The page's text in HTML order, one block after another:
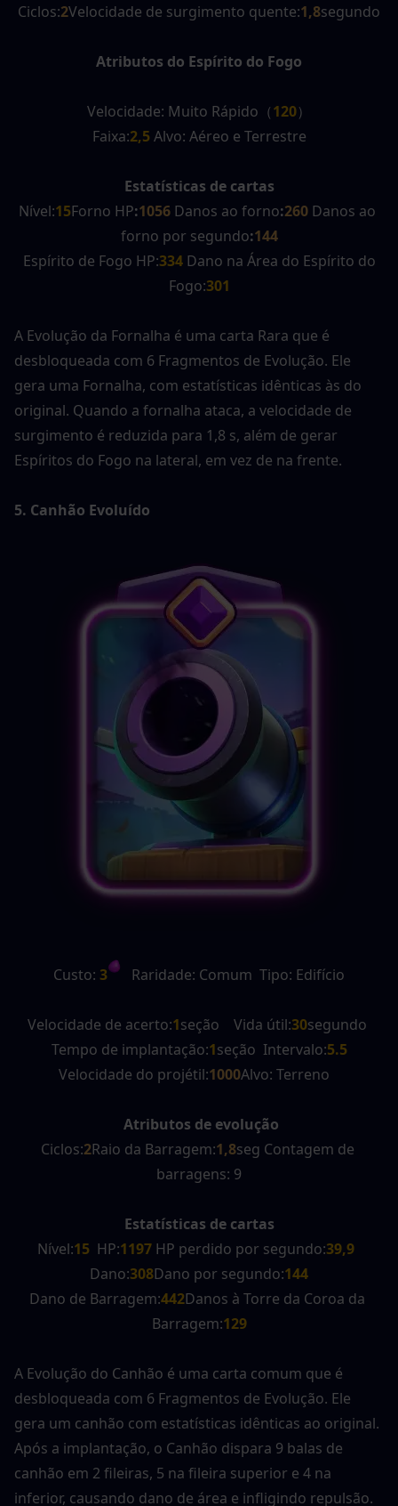
Ciclos:2Velocidade de surgimento quente:1,8segundo
Atributos do Espírito do Fogo
Velocidade: Muito Rápido（120）
Faixa:2,5 Alvo: Aéreo e Terrestre
Estatísticas de cartas
Nível:15Forno HP:1056 Danos ao forno:260 Danos ao
forno por segundo:144
Espírito de Fogo HP:334 Dano na Área do Espírito do
Fogo:301
A Evolução da Fornalha é uma carta Rara que é
desbloqueada com 6 Fragmentos de Evolução. Ele
gera uma Fornalha, com estatísticas idênticas às do
original. Quando a fornalha ataca, a velocidade de
surgimento é reduzida para 1,8 s, além de gerar
Espíritos do Fogo na lateral, em vez de na frente.
5. Canhão Evoluído
Custo: 3 Raridade: Comum  Tipo: Edifício
Velocidade de acerto:1seção    Vida útil:30segundo
Tempo de implantação:1seção  Intervalo:5.5
Velocidade do projétil:1000Alvo: Terreno
Atributos de evolução
Ciclos:2Raio da Barragem:1,8seg Contagem de
barragens: 9
Estatísticas de cartas
Nível:15 HP:1197 HP perdido por segundo:39,9
Dano:308Dano por segundo:144
Dano de Barragem:442Danos à Torre da Coroa da
Barragem:129
A Evolução do Canhão é uma carta comum que é
desbloqueada com 6 Fragmentos de Evolução. Ele
gera um canhão com estatísticas idênticas ao original.
Após a implantação, o Canhão dispara 9 balas de
canhão em 2 fileiras, 5 na fileira superior e 4 na
inferior, causando dano de área e infligindo repulsão.